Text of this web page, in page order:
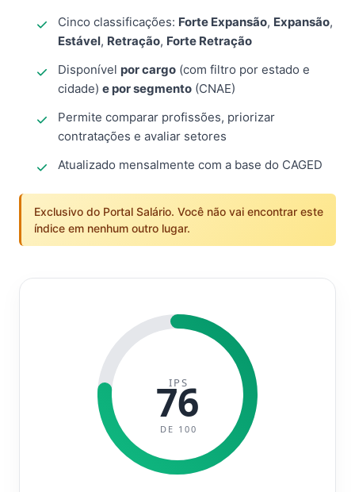
Cinco classificações: Forte Expansão, Expansão,
Estável, Retração, Forte Retração
Disponível por cargo (com filtro por estado e
cidade) e por segmento (CNAE)
Permite comparar profissões, priorizar
contratações e avaliar setores
Atualizado mensalmente com a base do CAGED
Exclusivo do Portal Salário. Você não vai encontrar este
índice em nenhum outro lugar.
IPS
76
DE 100